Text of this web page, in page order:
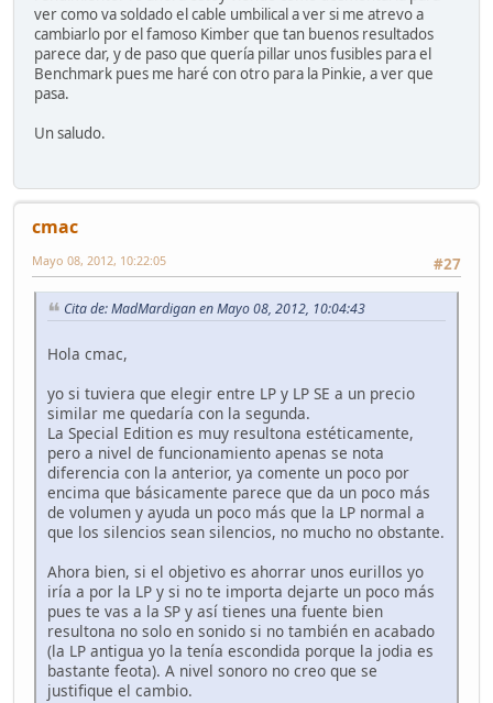
ver como va soldado el cable umbilical a ver si me atrevo a
cambiarlo por el famoso Kimber que tan buenos resultados
parece dar, y de paso que quería pillar unos fusibles para el
Benchmark pues me haré con otro para la Pinkie, a ver que
pasa.
Un saludo.
cmac
#27
Mayo 08, 2012, 10:22:05
Cita de: MadMardigan en Mayo 08, 2012, 10:04:43
Hola cmac,
yo si tuviera que elegir entre LP y LP SE a un precio
similar me quedaría con la segunda.
La Special Edition es muy resultona estéticamente,
pero a nivel de funcionamiento apenas se nota
diferencia con la anterior, ya comente un poco por
encima que básicamente parece que da un poco más
de volumen y ayuda un poco más que la LP normal a
que los silencios sean silencios, no mucho no obstante.
Ahora bien, si el objetivo es ahorrar unos eurillos yo
iría a por la LP y si no te importa dejarte un poco más
pues te vas a la SP y así tienes una fuente bien
resultona no solo en sonido si no también en acabado
(la LP antigua yo la tenía escondida porque la jodia es
bastante feota). A nivel sonoro no creo que se
justifique el cambio.